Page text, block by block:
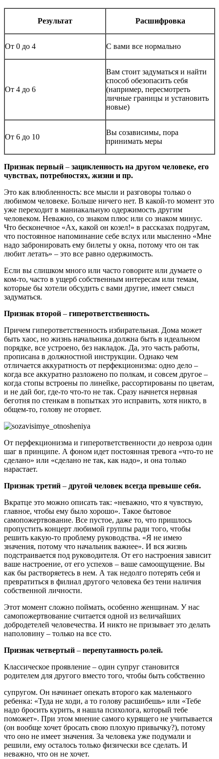
Результат Расшифровка
От 0 до 4 С вами все нормально
От 4 до 6
Вам стоит задуматься и найти
способ обезопасить себя
(например, пересмотреть
личные границы и установить
новые)
От 6 до 10
Вы созависимы, пора
принимать меры
Признак первый – зацикленность на другом человеке, его
чувствах, потребностях, жизни и пр.
Это как влюбленность: все мысли и разговоры только о
любимом человеке. Больше ничего нет. В какой-то момент это
уже переходит в маниакальную одержимость другим
человеком. Неважно, со знаком плюс или со знаком минус.
Что бесконечное «Ах, какой он козел!» в рассказах подругам,
что постоянное напоминание себе вслух или мысленно «Мне
надо забронировать ему билеты у окна, потому что он так
любит летать» – это все равно одержимость.
Если вы слишком много или часто говорите или думаете о
ком-то, часто в ущерб собственным интересам или темам,
которые бы хотели обсудить с вами другие, имеет смысл
задуматься.
Признак второй – гиперответственность.
Причем гиперответственность избирательная. Дома может
быть хаос, но жизнь начальника должна быть в идеальном
порядке, все устроено, без накладок. Да, это часть работы,
прописана в должностной инструкции. Однако чем
отличается аккуратность от перфекционизма: одно дело –
когда все аккуратно разложено по полкам, и совсем другое –
когда стопы встроены по линейке, рассортированы по цветам,
и не дай бог, где-то что-то не так. Сразу начнется нервная
беготня по стенкам в попытках это исправить, хотя никто, в
общем-то, голову не оторвет.
От перфекционизма и гиперответственности до невроза один
шаг в принципе. А фоном идет постоянная тревога «что-то не
сделано» или «сделано не так, как надо», и она только
нарастает.
Признак третий – другой человек всегда превыше себя.
Вкратце это можно описать так: «неважно, что я чувствую,
главное, чтобы ему было хорошо». Такое бытовое
самопожертвование. Все пустое, даже то, что пришлось
пропустить концерт любимой группы ради того, чтобы
решить какую-то проблему руководства. «Я не имею
значения, потому что начальник важнее». И вся жизнь
подстраивается под руководителя. От его настроения зависит
ваше настроение, от его успехов – ваше самоощущение. Вы
как бы растворяетесь в нем. А так недолго потерять себя и
превратиться в филиал другого человека без тени наличия
собственной личности.
Этот момент сложно поймать, особенно женщинам. У нас
самопожертвование считается одной из величайших
добродетелей человечества. И никто не призывает это делать
наполовину – только на все сто.
Признак четвертый – перепутанность ролей.
Классическое проявление – один супруг становится
родителем для другого вместо того, чтобы быть собственно
супругом. Он начинает опекать второго как маленького
ребенка: «Туда не ходи, а то голову расшибешь» или «Тебе
надо бросить курить, я нашла психолога, который тебе
поможет». При этом мнение самого курящего не учитывается
(он вообще хочет бросать свою плохую привычку?), потому
что оно не имеет значения. За человека уже подумали и
решили, ему осталось только физически все сделать. И
неважно, что он не хочет.